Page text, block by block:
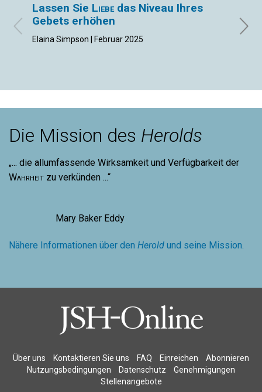
Lassen Sie Liebedas Niveau Ihres
Gebets erhöhen
Elaina Simpson | Februar 2025
Die Mission des Herolds
„... die allumfassende Wirksamkeit und Verfügbarkeit der
Wahrheit zu verkünden ...“
Mary Baker Eddy
Nähere Informationen über den Herold und seine Mission.
Über uns Kontaktieren Sie uns FAQ Einreichen
Abonnieren
Nutzungsbedingungen
Datenschutz
Genehmigungen
Stellenangebote